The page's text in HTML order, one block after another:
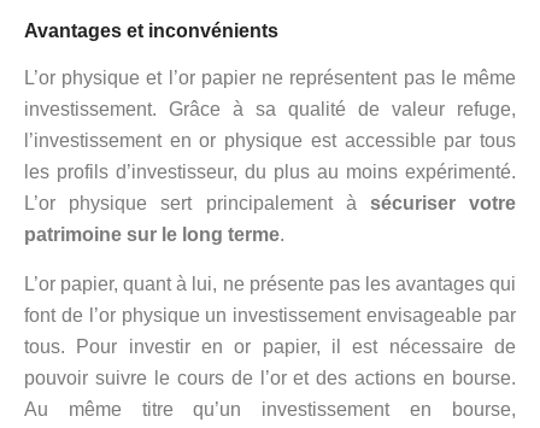
Avantages et inconvénients
L’or physique et l’or papier ne représentent pas le même
investissement. Grâce à sa qualité de valeur refuge,
l’investissement en or physique est accessible par tous
les profils d’investisseur, du plus au moins expérimenté.
L’or physique sert principalement à sécuriser votre
patrimoine sur le long terme.
L’or papier, quant à lui, ne présente pas les avantages qui
font de l’or physique un investissement envisageable par
tous. Pour investir en or papier, il est nécessaire de
pouvoir suivre le cours de l’or et des actions en bourse.
Au même titre qu’un investissement en bourse,